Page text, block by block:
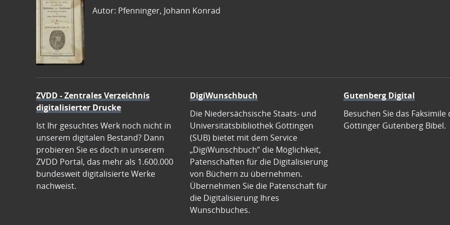
Autor: Pfenninger, Johann Konrad
ZVDD - Zentrales Verzeichnis
digitalisierter Drucke
Ist Ihr gesuchtes Werk noch nicht in
unserem digitalen Bestand? Dann
probieren Sie es doch in unserem
ZVDD Portal, das mehr als 1.600.000
bundesweit digitalisierte Werke
nachweist.
DigiWunschbuch
Die Niedersächsische Staats- und
Universitätsbibliothek Göttingen
(SUB) bietet mit dem Service
„DigiWunschbuch” die Möglichkeit,
Patenschaften für die Digitalisierung
von Büchern zu übernehmen.
Übernehmen Sie die Patenschaft für
die Digitalisierung Ihres
Wunschbuches.
Gutenberg Digital
Besuchen Sie das Faksimile
Göttinger Gutenberg Bibel.